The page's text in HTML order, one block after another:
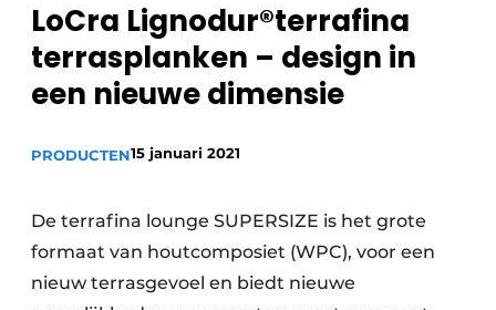
LoCra Lignodur®terrafina
terrasplanken – design in
een nieuwe dimensie
PRODUCTEN15 januari 2021
De terrafina lounge SUPERSIZE is het grote
formaat van houtcomposiet (WPC), voor een
nieuw terrasgevoel en biedt nieuwe